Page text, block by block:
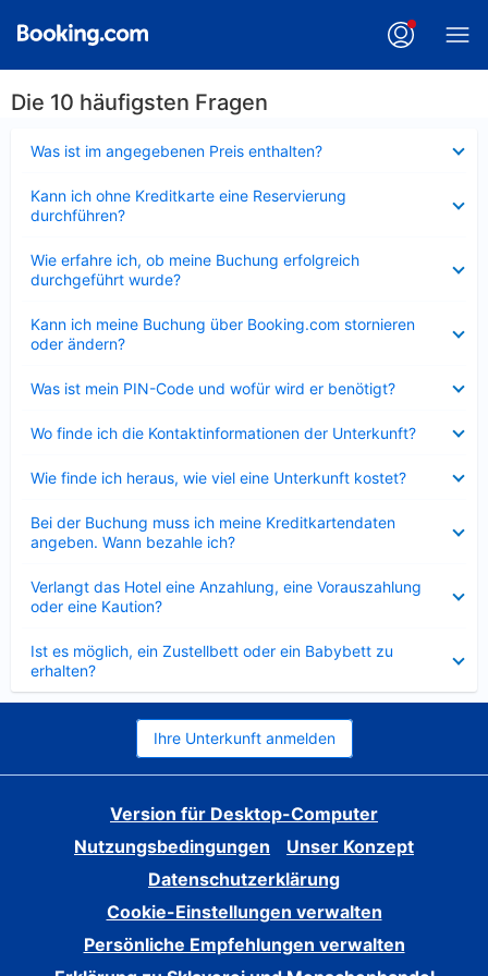
Die 10 häufigsten Fragen
Was ist im angegebenen Preis enthalten?
Kann ich ohne Kreditkarte eine Reservierung
durchführen?
Wie erfahre ich, ob meine Buchung erfolgreich
durchgeführt wurde?
Kann ich meine Buchung über Booking.com stornieren
oder ändern?
Was ist mein PIN-Code und wofür wird er benötigt?
Wo finde ich die Kontaktinformationen der Unterkunft?
Wie finde ich heraus, wie viel eine Unterkunft kostet?
Bei der Buchung muss ich meine Kreditkartendaten
angeben. Wann bezahle ich?
Verlangt das Hotel eine Anzahlung, eine Vorauszahlung
oder eine Kaution?
Ist es möglich, ein Zustellbett oder ein Babybett zu
erhalten?
Ihre Unterkunft anmelden
Version für Desktop-Computer
Nutzungsbedingungen
Unser Konzept
Datenschutzerklärung
Cookie-Einstellungen verwalten
Persönliche Empfehlungen verwalten